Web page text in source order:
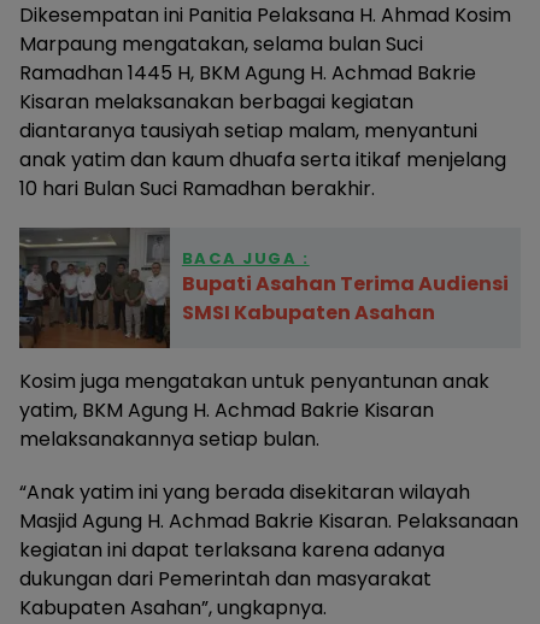
Dikesempatan ini Panitia Pelaksana H. Ahmad Kosim
Marpaung mengatakan, selama bulan Suci
Ramadhan 1445 H, BKM Agung H. Achmad Bakrie
Kisaran melaksanakan berbagai kegiatan
diantaranya tausiyah setiap malam, menyantuni
anak yatim dan kaum dhuafa serta itikaf menjelang
10 hari Bulan Suci Ramadhan berakhir.
BACA JUGA :
Bupati Asahan Terima Audiensi
SMSI Kabupaten Asahan
Kosim juga mengatakan untuk penyantunan anak
yatim, BKM Agung H. Achmad Bakrie Kisaran
melaksanakannya setiap bulan.
“Anak yatim ini yang berada disekitaran wilayah
Masjid Agung H. Achmad Bakrie Kisaran. Pelaksanaan
kegiatan ini dapat terlaksana karena adanya
dukungan dari Pemerintah dan masyarakat
Kabupaten Asahan”, ungkapnya.